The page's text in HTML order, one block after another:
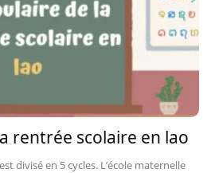
rentrée scolaire en lao
divisé en 5 cycles. L’école maternelle